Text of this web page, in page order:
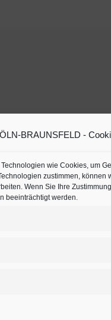
BRAUNSFELD -
wie Cookies, um
zustimmen, können
Wenn Sie Ihre
beeinträchtigt werden.